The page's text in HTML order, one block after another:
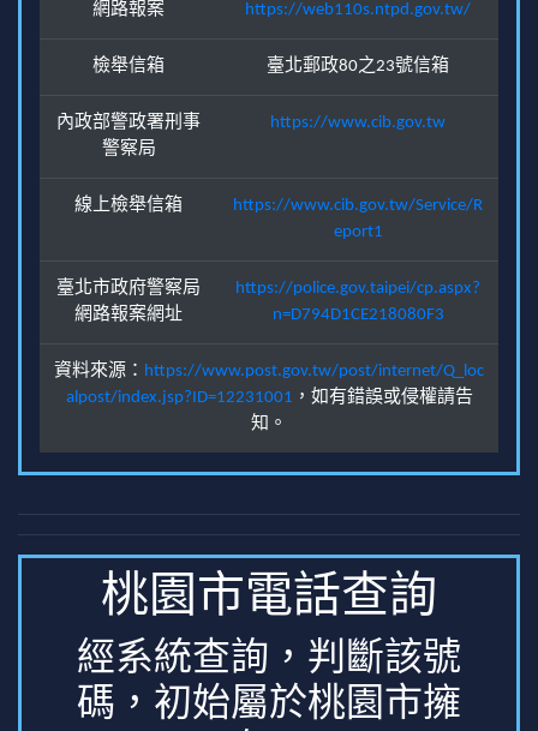
網路報案 https://web110s.ntpd.gov.tw/
檢舉信箱 臺北郵政80之23號信箱
內政部警政署刑事
警察局
https://www.cib.gov.tw
線上檢舉信箱
https://www.cib.gov.tw/Service/R
eport1
臺北市政府警察局
網路報案網址
https://police.gov.taipei/cp.aspx?
n=D794D1CE218080F3
資料來源： https://www.post.gov.tw/post/internet/Q_loc
alpost/index.jsp?ID=12231001 ，如有錯誤或侵權請告
知。
桃園市電話查詢
經系統查詢，判斷該號
碼，初始屬於桃園市擁